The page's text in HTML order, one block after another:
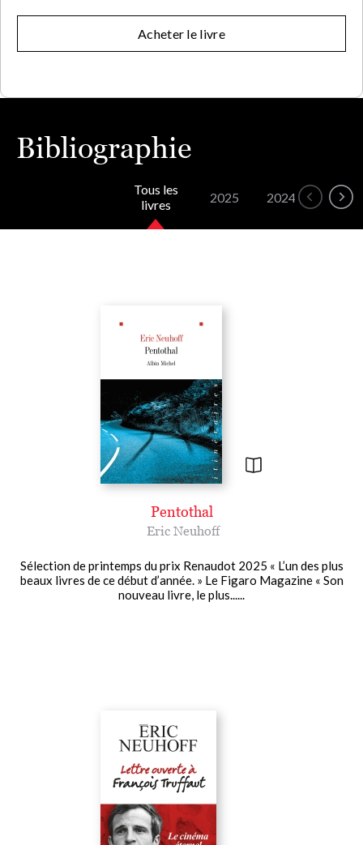
Acheter le livre
Bibliographie
Tous les
livres
2025 2024 2022
Pentothal
Eric Neuhoff
Sélection de printemps du prix Renaudot 2025 « L’un des plus
beaux livres de ce début d’année. » Le Figaro Magazine « Son
nouveau livre, le plus......